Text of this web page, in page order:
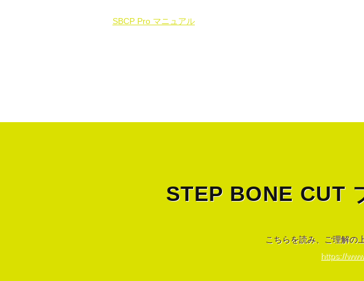
SBCP Pro マニュアル
STEP BONE CUT
こちらを読み、ご理解の
https://